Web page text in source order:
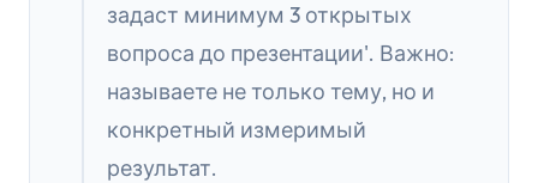
задаст минимум 3 открытых
вопроса до презентации'. Важно:
называете не только тему, но и
конкретный измеримый
результат.